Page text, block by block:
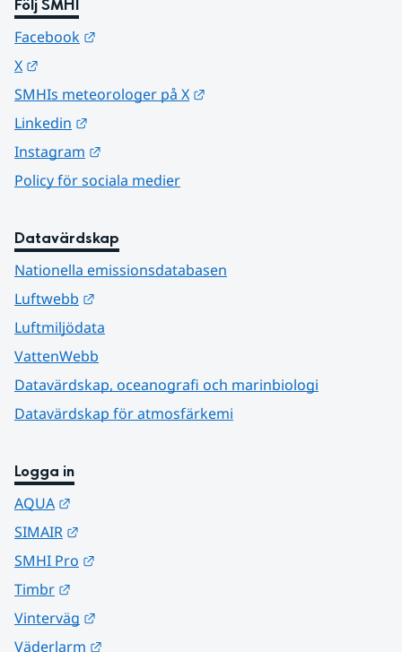
Följ SMHI
Facebook
X
SMHIs meteorologer på X
Linkedin
Instagram
Policy för sociala medier
Datavärdskap
Nationella emissionsdatabasen
Luftwebb
Luftmiljödata
VattenWebb
Datavärdskap, oceanografi och marinbiologi
Datavärdskap för atmosfärkemi
Logga in
AQUA
SIMAIR
SMHI Pro
Timbr
Vinterväg
Väderlarm